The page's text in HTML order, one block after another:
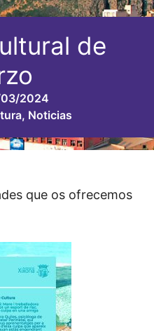
de
2024
, Noticias
que os ofrecemos